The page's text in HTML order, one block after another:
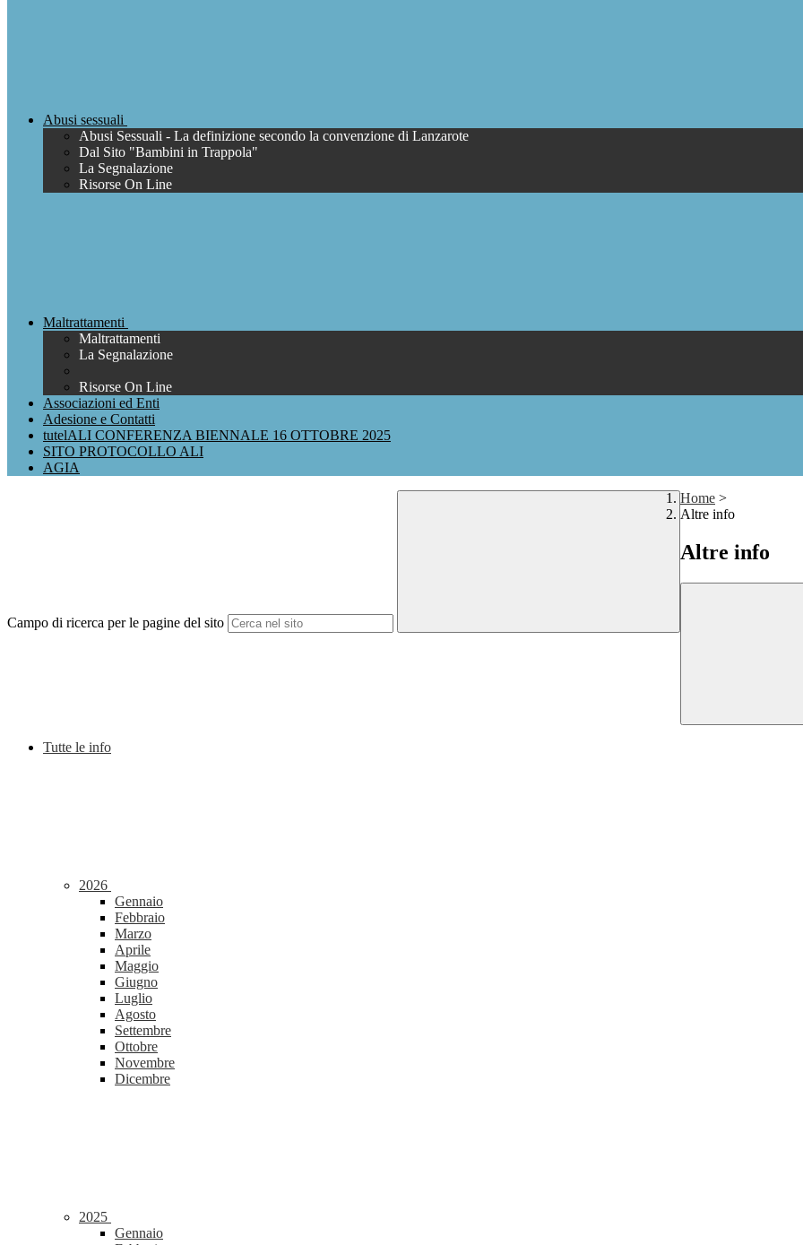
Abusi sessuali
Abusi Sessuali - La definizione secondo la convenzione di Lanzarote
Dal Sito "Bambini in Trappola"
La Segnalazione
Risorse On Line
Maltrattamenti
Maltrattamenti
La Segnalazione
Risorse On Line
Associazioni ed Enti
Adesione e Contatti
tutelALI CONFERENZA BIENNALE 16 OTTOBRE 2025
SITO PROTOCOLLO ALI
AGIA
Campo di ricerca per le pagine del sito
Home >
Altre info
Altre info
Tutte le info
2026
Gennaio
Febbraio
Marzo
Aprile
Maggio
Giugno
Luglio
Agosto
Settembre
Ottobre
Novembre
Dicembre
2025
Gennaio